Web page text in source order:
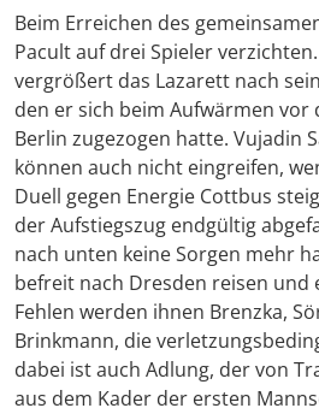
Beim Erreichen des
Pacult auf drei Spieler
vergrößert das Lazarett nach
den er sich beim Aufwärmen vor
Berlin zugezogen hatte. Vujadin
können auch nicht eingreifen,
Duell gegen Energie Cottbus
der Aufstiegszug endgültig
nach unten keine Sorgen mehr
befreit nach Dresden reisen und
Fehlen werden ihnen Brenzka,
Brinkmann, die
dabei ist auch Adlung, der von
aus dem Kader der ersten